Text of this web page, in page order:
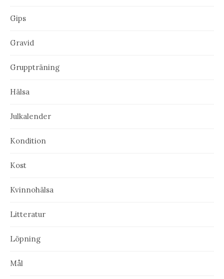
Gips
Gravid
Gruppträning
Hälsa
Julkalender
Kondition
Kost
Kvinnohälsa
Litteratur
Löpning
Mål